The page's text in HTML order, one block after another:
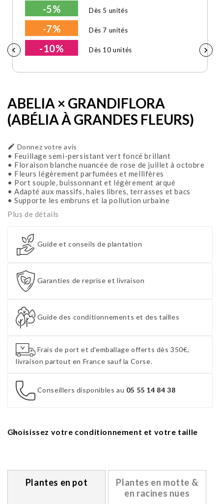
 
-5% Dès 5 unités
-7% Dès 7 unités
-10% Dès 10 unités
ABELIA × GRANDIFLORA
(ABÉLIA À GRANDES FLEURS)
 Donnez votre avis
• Feuillage semi-persistant vert foncé brillant
• Floraison blanche nuancée de rose de juillet à octobre
• Fleurs légèrement parfumées et mellifères
• Port souple, buissonnant et légèrement arqué
• Adapté aux massifs, haies libres, terrasses et bacs
• Supporte les embruns et la pollution urbaine
Plus de détails
Guide et conseils de plantation
Garanties de reprise et livraison
Guide des conditionnements et des tailles
Frais de port et d'emballage offerts dès 350€,
livraison partout en France sauf la Corse.
Conseillers disponibles au 05 55 14 84 38
Choisissez votre conditionnement et votre taille
Plantes en pot
Plantes en motte &
en racines nues